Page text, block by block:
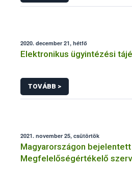
2020. december 21, hétfő
Elektronikus ügyintézési
TOVÁBB >
2021. november 25, csütörtök
Magyarországon bejelentett
Megfelelőségértékelő